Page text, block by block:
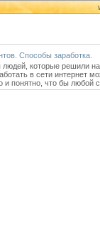
Способы заработка.
которые решили
в сети
понятно, что бы любой